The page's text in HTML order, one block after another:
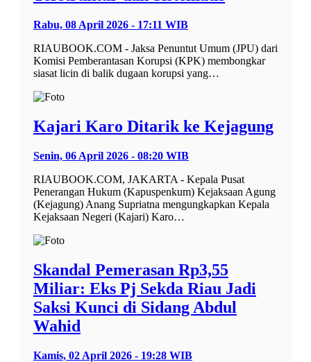
Rabu, 08 April 2026 - 17:11 WIB
RIAUBOOK.COM - Jaksa Penuntut Umum (JPU) dari
Komisi Pemberantasan Korupsi (KPK) membongkar
siasat licin di balik dugaan korupsi yang…
Kajari Karo Ditarik ke Kejagung
Senin, 06 April 2026 - 08:20 WIB
RIAUBOOK.COM, JAKARTA - Kepala Pusat
Penerangan Hukum (Kapuspenkum) Kejaksaan Agung
(Kejagung) Anang Supriatna mengungkapkan Kepala
Kejaksaan Negeri (Kajari) Karo…
Skandal Pemerasan Rp3,55
Miliar: Eks Pj Sekda Riau Jadi
Saksi Kunci di Sidang Abdul
Wahid
Kamis, 02 April 2026 - 19:28 WIB